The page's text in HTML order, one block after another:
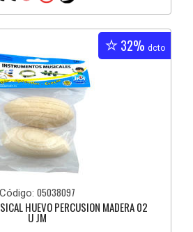
32% dcto
Código: 05038097
HUEVO PERCUSION MADERA 02
U JM